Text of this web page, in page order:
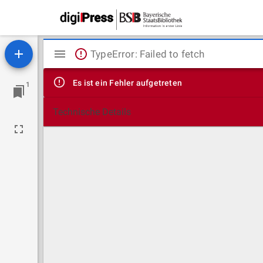
1
Mirador
Viewer
TypeError: Failed to fetch
Es ist ein Fehler aufgetreten
Technische Details